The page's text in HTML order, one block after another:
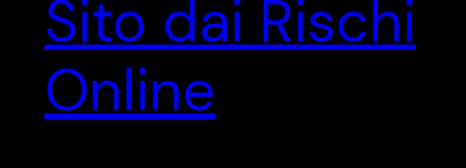
Sito dai Rischi
Online